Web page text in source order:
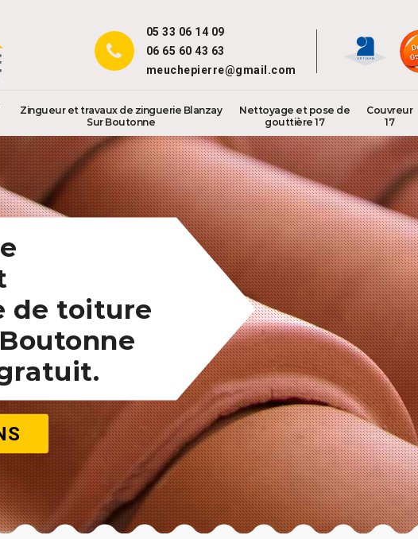
05 33 06 14 09
06 65 60 43 63
meuchepierre@gmail.com
Zingueur et travaux de zinguerie Blanzay
Sur Boutonne
Nettoyage et pose de
gouttière 17
Couvreur
17
de toiture